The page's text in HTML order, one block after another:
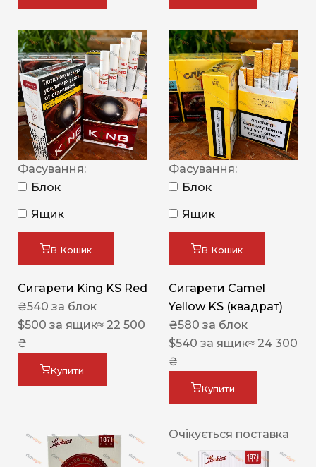
Фасування:
Блок
Ящик
В Кошик
Сигарети King KS Red
₴540 за блок
$500 за ящик≈ 22 500
₴
Купити
Фасування:
Блок
Ящик
В Кошик
Сигарети Camel
Yellow KS (квадрат)
₴580 за блок
$540 за ящик≈ 24 300
₴
Купити
Очікується поставка